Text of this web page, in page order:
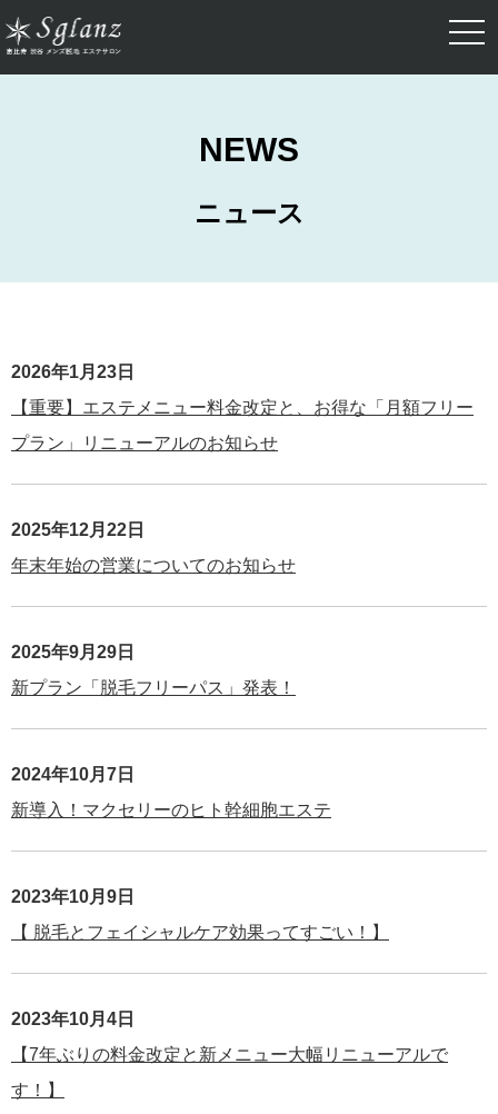
NEWS
ニュース
2026年1月23日
【重要】エステメニュー料金改定と、お得な「月額フリー
プラン」リニューアルのお知らせ
2025年12月22日
年末年始の営業についてのお知らせ
2025年9月29日
新プラン「脱毛フリーパス」発表！
2024年10月7日
新導入！マクセリーのヒト幹細胞エステ
2023年10月9日
【 脱毛とフェイシャルケア効果ってすごい！】
2023年10月4日
【7年ぶりの料金改定と新メニュー大幅リニューアルで
す！】